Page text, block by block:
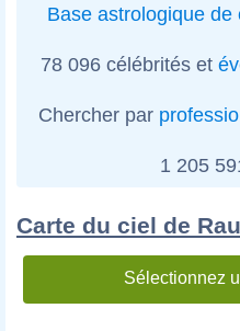
Base astrologique de
78 096 célébrités et
Chercher par
1 205
Carte du ciel de
Sélectionnez